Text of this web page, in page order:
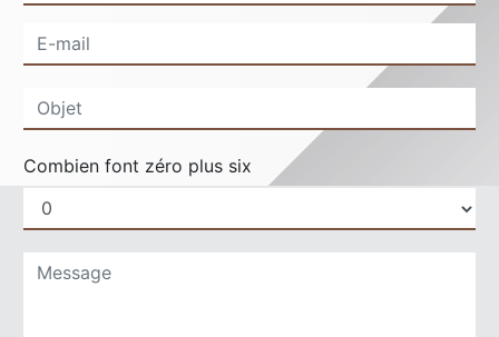
Combien font zéro plus six